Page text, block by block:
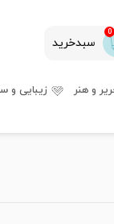
0
سبدخرید
و هنر
زیبایی و